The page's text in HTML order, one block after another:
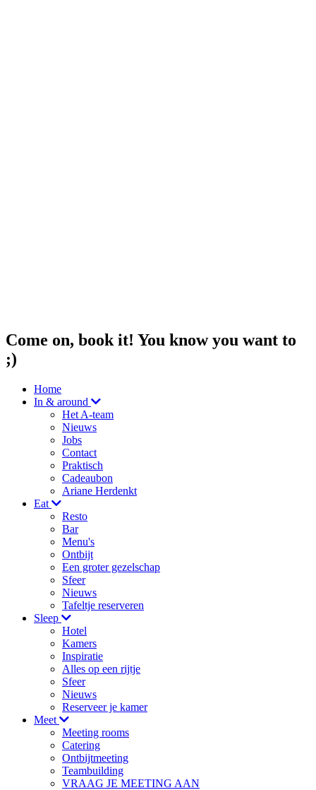
Come on, book it! You know you want to
;)
Home
In & around
Het A-team
Nieuws
Jobs
Contact
Praktisch
Cadeaubon
Ariane Herdenkt
Eat
Resto
Bar
Menu's
Ontbijt
Een groter gezelschap
Sfeer
Nieuws
Tafeltje reserveren
Sleep
Hotel
Kamers
Inspiratie
Alles op een rijtje
Sfeer
Nieuws
Reserveer je kamer
Meet
Meeting rooms
Catering
Ontbijtmeeting
Teambuilding
VRAAG JE MEETING AAN